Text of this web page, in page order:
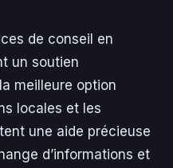
de conseil en
un soutien
meilleure option
locales et les
une aide précieuse
d’informations et